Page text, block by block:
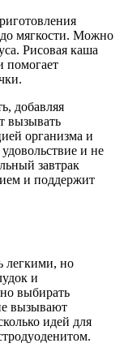
до мягкости. Можно
Рисовая каша
помогает
добавляя
вызывать
организма и
и не
завтрак
и поддержит
легкими, но
и
выбирать
вызывают
идей для